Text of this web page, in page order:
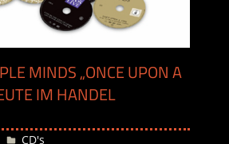
MINDS „ONCE UPON A
IM HANDEL
Desiree
CD's